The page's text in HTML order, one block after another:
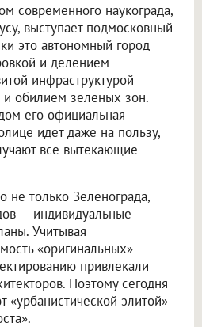
современного наукограда,
выступает подмосковный
это автономный город
и делением
инфраструктурой
и обилием зеленых зон.
его официальная
идет даже на пользу,
все вытекающие
не только Зеленограда,
— индивидуальные
Учитывая
«оригинальных»
привлекали
Поэтому сегодня
«урбанистической элитой»